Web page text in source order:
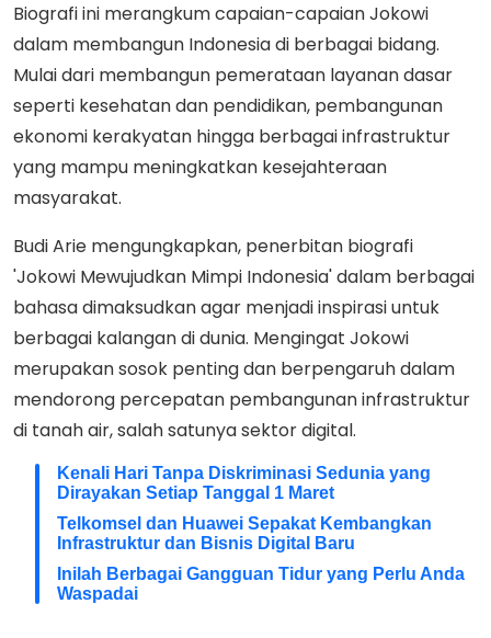
Biografi ini merangkum capaian-capaian Jokowi
dalam membangun Indonesia di berbagai bidang.
Mulai dari membangun pemerataan layanan dasar
seperti kesehatan dan pendidikan, pembangunan
ekonomi kerakyatan hingga berbagai infrastruktur
yang mampu meningkatkan kesejahteraan
masyarakat.
Budi Arie mengungkapkan, penerbitan biografi
'Jokowi Mewujudkan Mimpi Indonesia' dalam berbagai
bahasa dimaksudkan agar menjadi inspirasi untuk
berbagai kalangan di dunia. Mengingat Jokowi
merupakan sosok penting dan berpengaruh dalam
mendorong percepatan pembangunan infrastruktur
di tanah air, salah satunya sektor digital.
Kenali Hari Tanpa Diskriminasi Sedunia yang
Dirayakan Setiap Tanggal 1 Maret
Telkomsel dan Huawei Sepakat Kembangkan
Infrastruktur dan Bisnis Digital Baru
Inilah Berbagai Gangguan Tidur yang Perlu Anda
Waspadai